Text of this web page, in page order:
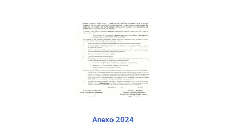
Anexo 2024